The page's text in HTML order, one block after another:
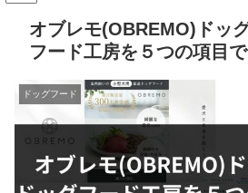
オブレモ(OBREMO)ドッ
フード工房を５つの項目で
ドッグフード